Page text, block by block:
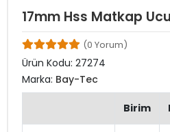
17mm Hss Matkap
(0 Yorum)
Ürün Kodu: 27274
Marka: Bay-Tec
Birim